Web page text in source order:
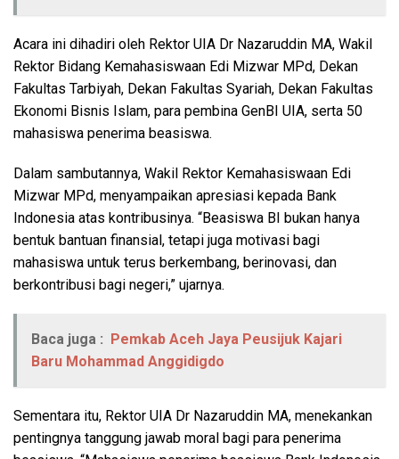
Acara ini dihadiri oleh Rektor UIA Dr Nazaruddin MA, Wakil
Rektor Bidang Kemahasiswaan Edi Mizwar MPd, Dekan
Fakultas Tarbiyah, Dekan Fakultas Syariah, Dekan Fakultas
Ekonomi Bisnis Islam, para pembina GenBI UIA, serta 50
mahasiswa penerima beasiswa.
Dalam sambutannya, Wakil Rektor Kemahasiswaan Edi
Mizwar MPd, menyampaikan apresiasi kepada Bank
Indonesia atas kontribusinya. “Beasiswa BI bukan hanya
bentuk bantuan finansial, tetapi juga motivasi bagi
mahasiswa untuk terus berkembang, berinovasi, dan
berkontribusi bagi negeri,” ujarnya.
Baca juga :
Pemkab Aceh Jaya Peusijuk Kajari
Baru Mohammad Anggidigdo
Sementara itu, Rektor UIA Dr Nazaruddin MA, menekankan
pentingnya tanggung jawab moral bagi para penerima